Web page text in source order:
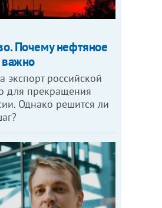
Почему нефтяное
экспорт российской
для прекращения
Однако решится ли